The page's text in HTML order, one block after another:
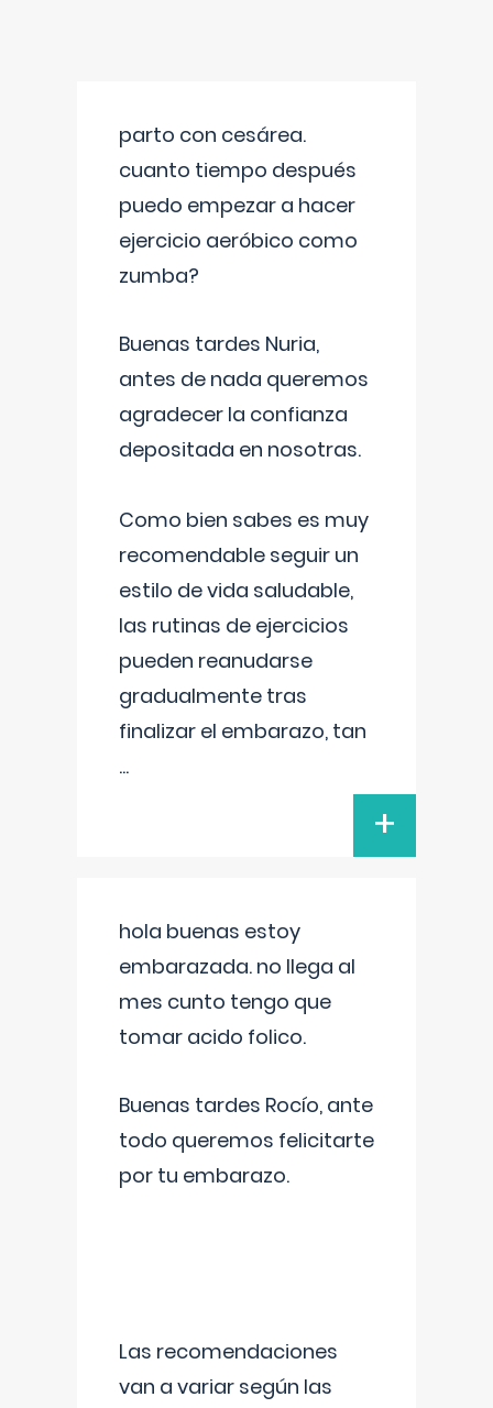
parto con cesárea.
cuanto tiempo después
puedo empezar a hacer
ejercicio aeróbico como
zumba?
Buenas tardes Nuria,
antes de nada queremos
agradecer la confianza
depositada en nosotras.
Como bien sabes es muy
recomendable seguir un
estilo de vida saludable,
las rutinas de ejercicios
pueden reanudarse
gradualmente tras
finalizar el embarazo, tan
...
+
hola buenas estoy
embarazada. no llega al
mes cunto tengo que
tomar acido folico.
Buenas tardes Rocío, ante
todo queremos felicitarte
por tu embarazo.
Las recomendaciones
van a variar según las